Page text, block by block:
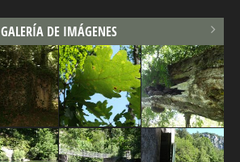
GALERÍA DE IMÁGENES